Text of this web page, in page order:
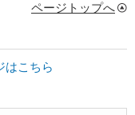
ページトップへ
はこちら